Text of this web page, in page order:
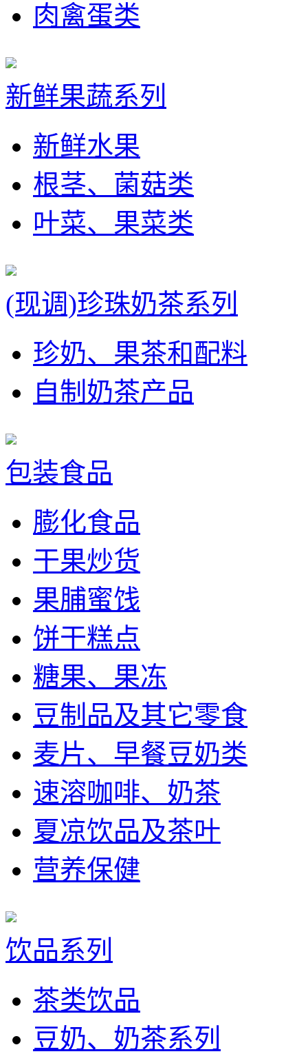
肉禽蛋类
新鲜果蔬系列
新鲜水果
根茎、菌菇类
叶菜、果菜类
(现调)珍珠奶茶系列
珍奶、果茶和配料
自制奶茶产品
包装食品
膨化食品
干果炒货
果脯蜜饯
饼干糕点
糖果、果冻
豆制品及其它零食
麦片、早餐豆奶类
速溶咖啡、奶茶
夏凉饮品及茶叶
营养保健
饮品系列
茶类饮品
豆奶、奶茶系列